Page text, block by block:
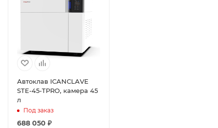
Автоклав ICANCLAVE
STE-45-TPRO, камера 45
л
Под заказ
688 050 ₽